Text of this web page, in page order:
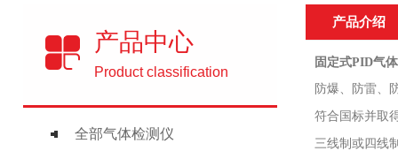
产品中心
Product classification
全部气体检测仪
产品介绍
固定式PID气
防爆、防雷、
符合国标并取
三线制或四线